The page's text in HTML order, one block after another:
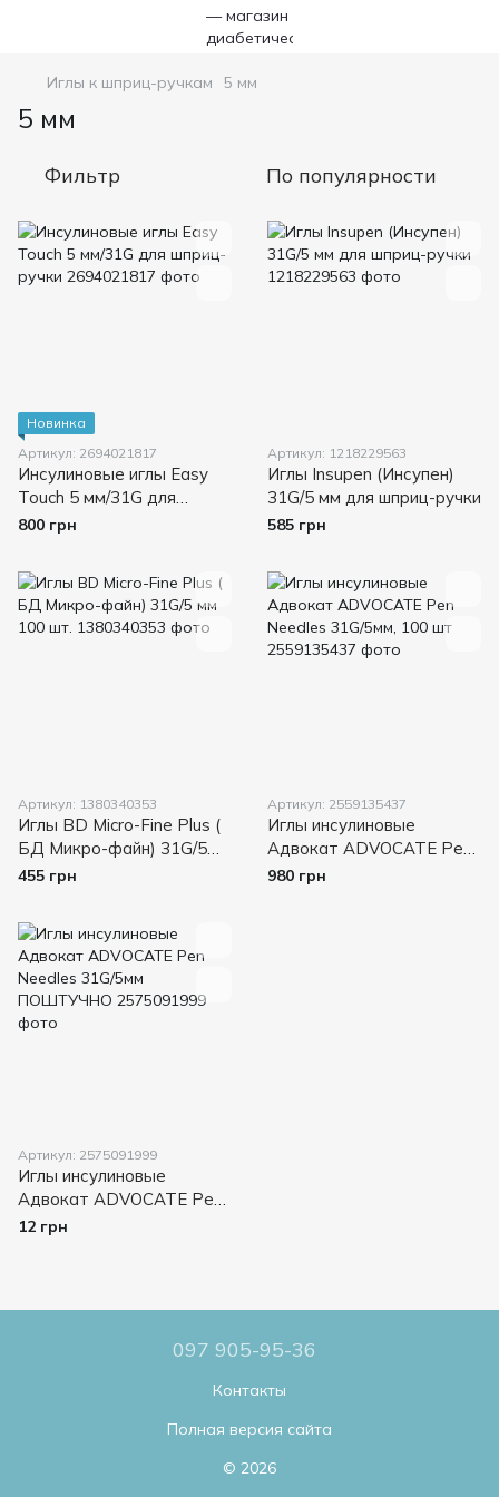
Иглы к шприц-ручкам 5 мм
5 мм
Фильтр По популярности
Новинка
Артикул: 2694021817
Инсулиновые иглы Easy
Touch 5 мм/31G для
шприц-ручки
800 грн
Артикул: 1218229563
Иглы Insupen (Инсупен)
31G/5 мм для шприц-ручки
585 грн
Артикул: 1380340353
Иглы BD Micro-Fine Plus (
БД Микро-файн) 31G/5
мм 100 шт.
455 грн
Артикул: 2559135437
Иглы инсулиновые
Адвокат ADVOCATE Pen
Needles 31G/5мм, 100 шт
980 грн
Артикул: 2575091999
Иглы инсулиновые
Адвокат ADVOCATE Pen
Needles 31G/5мм
12 грн
097 905-95-36
Контакты
Полная версия сайта
© 2026